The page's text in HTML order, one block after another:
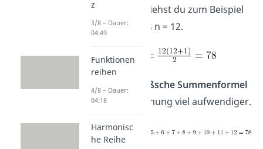
addiert. Hier siehst du zum Beispiel
dieSumme bis n = 12.
Ohne die
Gaußsche Summenformel
wäre die Rechnung viel aufwendiger.
z
3/8 – Dauer:
04:49
Funktionen
reihen
4/8 – Dauer:
04:18
Harmonisc
he Reihe